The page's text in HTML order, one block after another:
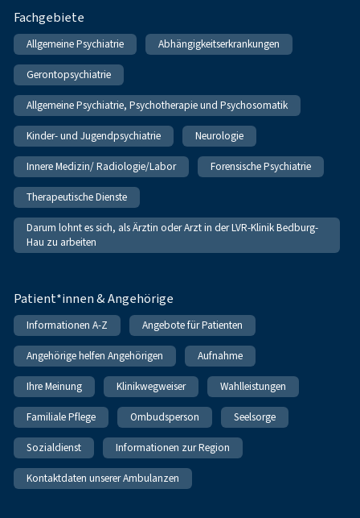
Fachgebiete
Allgemeine Psychiatrie Abhängigkeitserkrankungen
Gerontopsychiatrie
Allgemeine Psychiatrie, Psychotherapie und Psychosomatik
Kinder- und Jugendpsychiatrie Neurologie
Innere Medizin/ Radiologie/Labor Forensische Psychiatrie
Therapeutische Dienste
Darum lohnt es sich, als Ärztin oder Arzt in der LVR-Klinik Bedburg-
Hau zu arbeiten
Patient*innen & Angehörige
Informationen A-Z Angebote für Patienten
Angehörige helfen Angehörigen Aufnahme
Ihre Meinung Klinikwegweiser Wahlleistungen
Familiale Pflege Ombudsperson Seelsorge
Sozialdienst Informationen zur Region
Kontaktdaten unserer Ambulanzen